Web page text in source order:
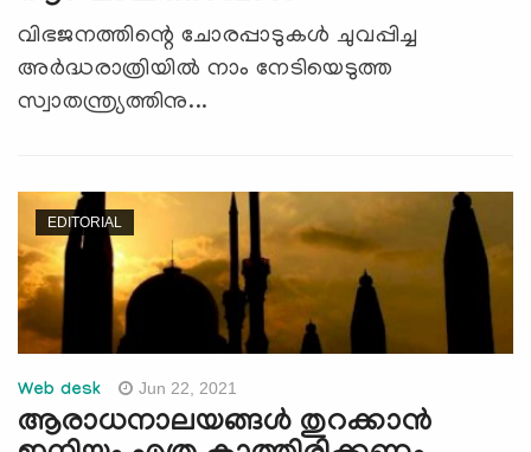
വിഭജനത്തിന്റെ ചോരപ്പാടുകള്‍ ചുവപ്പിച്ച
അര്‍ദ്ധരാത്രിയില്‍ നാം നേടിയെടുത്ത
സ്വാതന്ത്ര്യത്തിനു...
EDITORIAL
Web desk Jun 22, 2021
ആരാധനാലയങ്ങള്‍ തുറക്കാന്‍